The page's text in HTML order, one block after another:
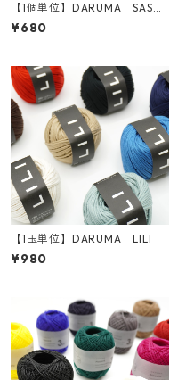
【1個単位】DARUMA SASA
WASHI FLAT
¥680
【1玉単位】DARUMA LILI
¥980